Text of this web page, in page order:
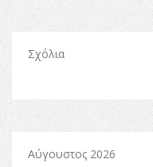
Σχόλια
Αύγουστος 2026